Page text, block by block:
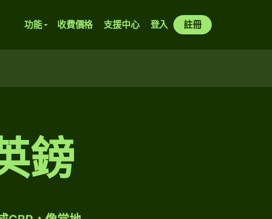
功能 收費價格 支援中心 登入 註冊
鎊